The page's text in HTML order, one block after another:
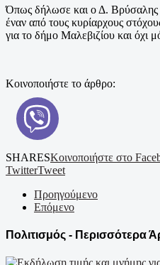
Όπως δήλωσε και ο Δ. Βρύσαλης
έναν από τους κυρίαρχους
για το δήμο Μαλεβιζίου και όχι
Κοινοποιήστε το άρθρο:
SHARESΚοινοποιήστε στο
TwitterTweet
Προηγούμενο
Επόμενο
Πολιτισμός - Περισσότερα